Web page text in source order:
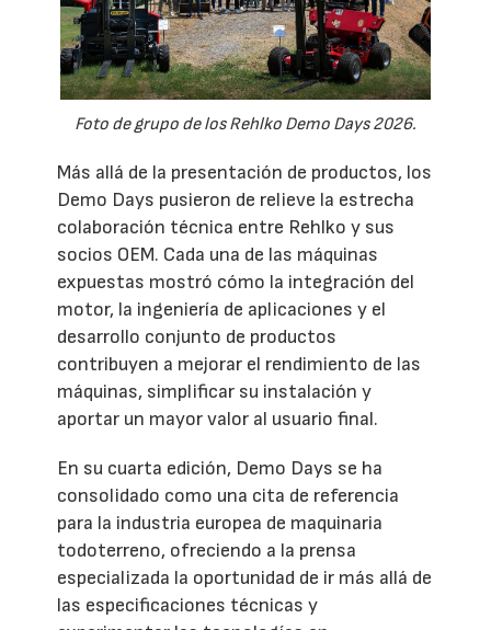
Foto de grupo de los Rehlko Demo Days 2026.
Más allá de la presentación de productos, los
Demo Days pusieron de relieve la estrecha
colaboración técnica entre Rehlko y sus
socios OEM. Cada una de las máquinas
expuestas mostró cómo la integración del
motor, la ingeniería de aplicaciones y el
desarrollo conjunto de productos
contribuyen a mejorar el rendimiento de las
máquinas, simplificar su instalación y
aportar un mayor valor al usuario final.
En su cuarta edición, Demo Days se ha
consolidado como una cita de referencia
para la industria europea de maquinaria
todoterreno, ofreciendo a la prensa
especializada la oportunidad de ir más allá de
las especificaciones técnicas y